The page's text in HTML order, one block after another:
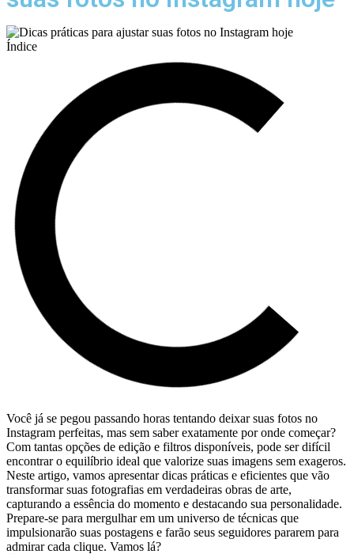
Índice
Você já se pegou passando horas tentando deixar suas fotos no
Instagram perfeitas, ‌mas sem ​saber exatamente por⁣ onde começar?
Com tantas opções de edição ‌e filtros disponíveis, pode ser difícil
encontrar o equilíbrio ideal​ que valorize suas imagens sem exageros.
Neste artigo, vamos apresentar⁣ dicas práticas e eficientes que vão
transformar ⁤suas fotografias⁤ em verdadeiras obras de arte,
capturando a essência do momento e destacando sua personalidade.
Prepare-se para mergulhar em um universo de técnicas que
impulsionarão suas postagens e farão seus ‍seguidores pararem para
admirar cada clique. Vamos ⁤lá?